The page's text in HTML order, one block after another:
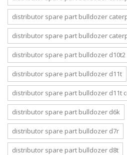
distributor spare part bulldozer
distributor spare part bulldozer
distributor spare part bulldozer d10t2
distributor spare part bulldozer d11t
distributor spare part bulldozer d11t
distributor spare part bulldozer d6k
distributor spare part bulldozer d7r
distributor spare part bulldozer d8t